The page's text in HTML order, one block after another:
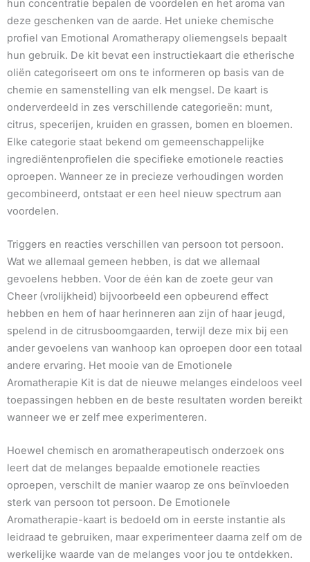
hun concentratie bepalen de voordelen en het aroma van
deze geschenken van de aarde. Het unieke chemische
profiel van Emotional Aromatherapy oliemengsels bepaalt
hun gebruik. De kit bevat een instructiekaart die etherische
oliën categoriseert om ons te informeren op basis van de
chemie en samenstelling van elk mengsel. De kaart is
onderverdeeld in zes verschillende categorieën: munt,
citrus, specerijen, kruiden en grassen, bomen en bloemen.
Elke categorie staat bekend om gemeenschappelijke
ingrediëntenprofielen die specifieke emotionele reacties
oproepen. Wanneer ze in precieze verhoudingen worden
gecombineerd, ontstaat er een heel nieuw spectrum aan
voordelen.
Triggers en reacties verschillen van persoon tot persoon.
Wat we allemaal gemeen hebben, is dat we allemaal
gevoelens hebben. Voor de één kan de zoete geur van
Cheer (vrolijkheid) bijvoorbeeld een opbeurend effect
hebben en hem of haar herinneren aan zijn of haar jeugd,
spelend in de citrusboomgaarden, terwijl deze mix bij een
ander gevoelens van wanhoop kan oproepen door een totaal
andere ervaring. Het mooie van de Emotionele
Aromatherapie Kit is dat de nieuwe melanges eindeloos veel
toepassingen hebben en de beste resultaten worden bereikt
wanneer we er zelf mee experimenteren.
Hoewel chemisch en aromatherapeutisch onderzoek ons ​​
leert dat de melanges bepaalde emotionele reacties
oproepen, verschilt de manier waarop ze ons beïnvloeden
sterk van persoon tot persoon. De Emotionele
Aromatherapie-kaart is bedoeld om in eerste instantie als
leidraad te gebruiken, maar experimenteer daarna zelf om de
werkelijke waarde van de melanges voor jou te ontdekken.